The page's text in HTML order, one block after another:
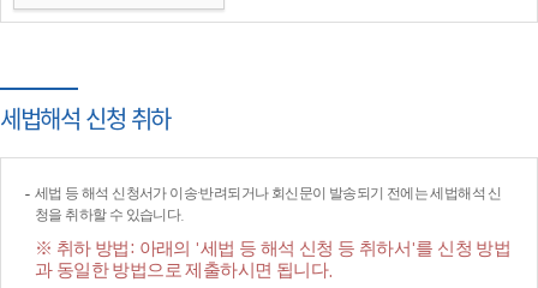
세법해석 신청 취하
세법 등 해석 신청서가 이송·반려되거나 회신문이 발송되기 전에는 세법해석 신
청을 취하할 수 있습니다.
※ 취하 방법: 아래의 '세법 등 해석 신청 등 취하서'를 신청 방법
과 동일한 방법으로 제출하시면 됩니다.